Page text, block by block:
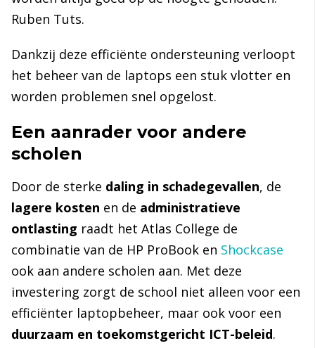
Ruben Tuts.
Dankzij deze efficiënte ondersteuning verloopt
het beheer van de laptops een stuk vlotter en
worden problemen snel opgelost.
Een aanrader voor andere
scholen
Door de sterke daling in schadegevallen, de
lagere kosten en de administratieve
ontlasting raadt het Atlas College de
combinatie van de HP ProBook en Shockcase
ook aan andere scholen aan. Met deze
investering zorgt de school niet alleen voor een
efficiënter laptopbeheer, maar ook voor een
duurzaam en toekomstgericht ICT-beleid.